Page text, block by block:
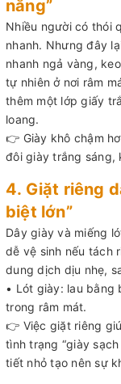
nắng”
Nhiều người có thói
nhanh. Nhưng đây
nhanh ngả vàng,
tự nhiên ở nơi râm
thêm một lớp giấy
loang.
👉 Giày khô chậm
đôi giày trắng sáng,
4. Giặt riêng
biệt lớn”
Dây giày và miếng
dễ vệ sinh nếu tách
dung dịch dịu nhẹ,
• Lót giày: lau bằng
trong râm mát.
👉 Việc giặt riêng
tình trạng “giày
tiết nhỏ tạo nên sự